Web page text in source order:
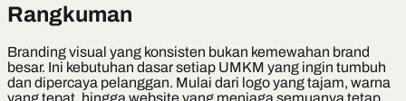
Rangkuman
Branding visual yang konsisten bukan kemewahan brand
besar. Ini kebutuhan dasar setiap UMKM yang ingin tumbuh
dan dipercaya pelanggan. Mulai dari logo yang tajam, warna
yang tepat, hingga website yang menjaga semuanya tetap